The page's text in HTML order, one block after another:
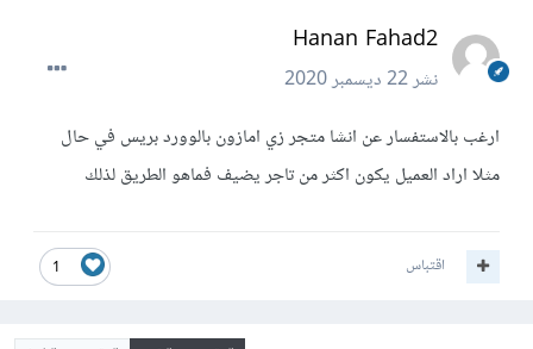
Hanan Fahad2
نشر22 ديسمبر 2020
ارغب بالاستفسار عن انشا متجر زي امازون بالوورد بريس في حال
مثلا اراد العميل يكون اكثر من تاجر يضيف فماهو الطريق لذلك
1 اقتباس